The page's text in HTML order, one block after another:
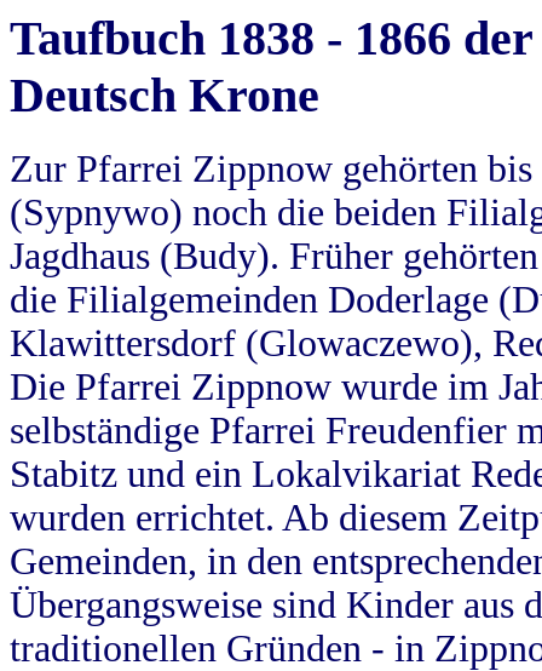
Taufbuch 1838 - 1866
Deutsch Krone
Zur Pfarrei Zippnow gehörten
(Sypnywo) noch die beiden
Jagdhaus (Budy). Früher
die Filialgemeinden Doderlage
Klawittersdorf (Glowaczewo),
Die Pfarrei Zippnow wurde im
selbständige Pfarrei Freudenfier
Stabitz und ein Lokalvikariat
wurden errichtet. Ab diesem
Gemeinden, in den
Übergangsweise sind Kinder aus
traditionellen Gründen - in